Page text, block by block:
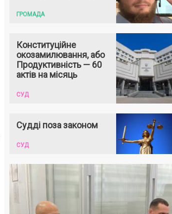
ГРОМАДА
Конституційне
окозамилювання, або
Продуктивність — 60
актів на місяць
СУД
Судді поза законом
СУД